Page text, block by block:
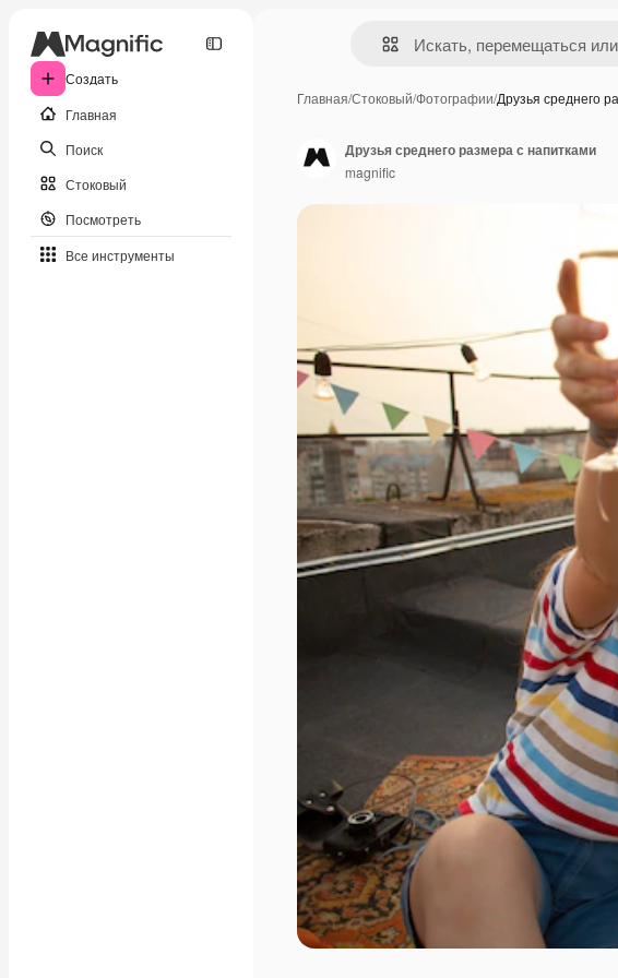
Создать
Главная
Поиск
Стоковый
Посмотреть
Все инструменты
Главная/Стоковый/Фотографии/Друзья среднего
Друзья среднего размера с напитками
magnific